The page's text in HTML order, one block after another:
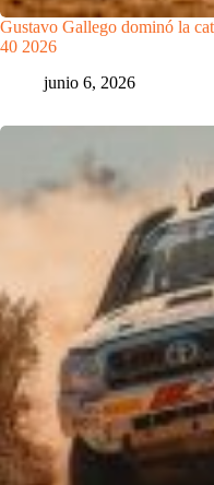
Gustavo Gallego dominó la
40 2026
junio 6, 2026